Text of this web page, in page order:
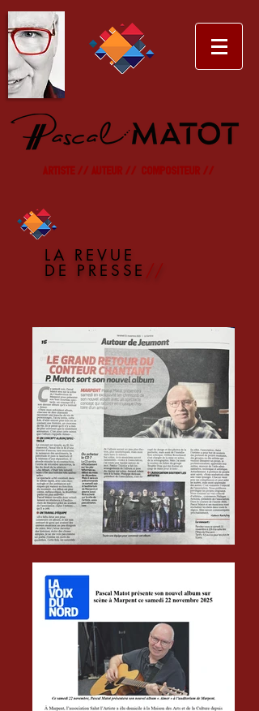
artiste // Auteur // Compositeur //
LA REVUE
DE PRESSE //